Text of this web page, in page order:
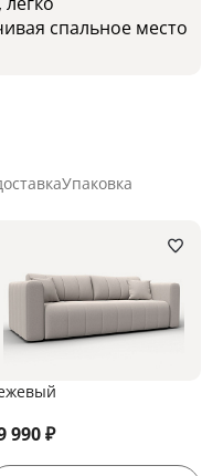
спальное место
Упаковка
990₽